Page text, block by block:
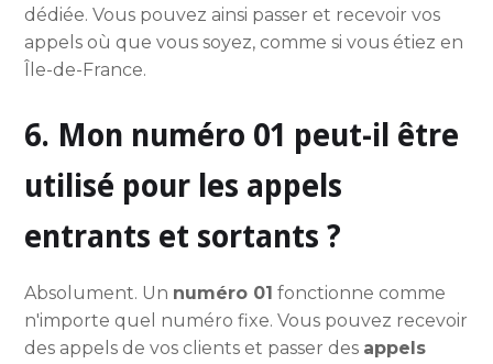
dédiée. Vous pouvez ainsi passer et recevoir vos
appels où que vous soyez, comme si vous étiez en
Île-de-France.
6. Mon numéro 01 peut-il être
utilisé pour les appels
entrants et sortants ?
Absolument. Un numéro 01 fonctionne comme
n'importe quel numéro fixe. Vous pouvez recevoir
des appels de vos clients et passer des appels